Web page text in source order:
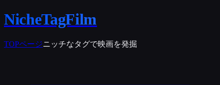
NicheTagFilm
TOPページニッチなタグで映画を発掘